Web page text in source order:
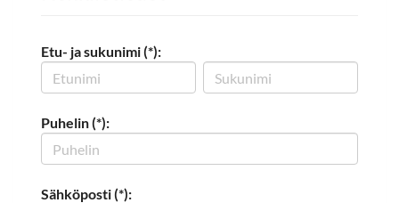
Etu- ja sukunimi (*):
Puhelin (*):
Sähköposti (*):